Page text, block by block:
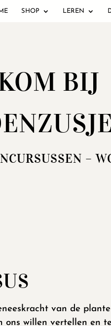
SHOP LEREN
BIJ
–
van de
ons willen vertellen en